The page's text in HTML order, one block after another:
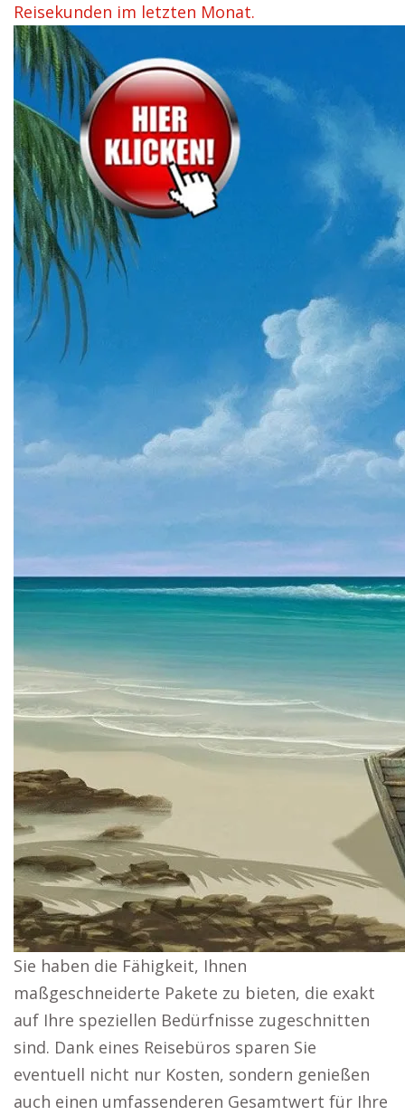
Reisekunden im letzten Monat.
Sie haben die Fähigkeit, Ihnen
maßgeschneiderte Pakete zu bieten, die exakt
auf Ihre speziellen Bedürfnisse zugeschnitten
sind. Dank eines Reisebüros sparen Sie
eventuell nicht nur Kosten, sondern genießen
auch einen umfassenderen Gesamtwert für Ihre